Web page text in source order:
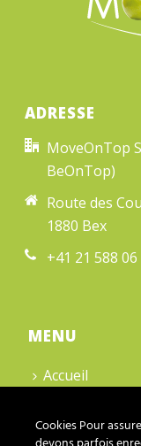
MENU
Accueil
Cookies
ADRESSE
MoveOnTop
BeOnTop)
Route des
1880 Bex
+41 21 588 06
Cookies Pour